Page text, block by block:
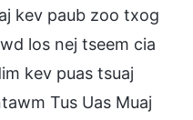
kev paub zoo txog
los nej tseem cia
kev puas tsuaj
Tus Uas Muaj